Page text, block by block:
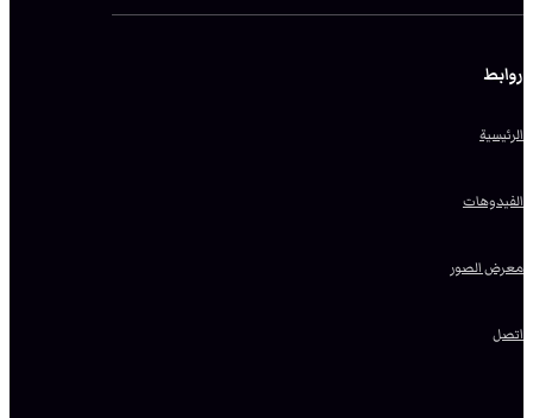
روابط
الرئيسية
الفيدوهات
معرض الصور
اتصل